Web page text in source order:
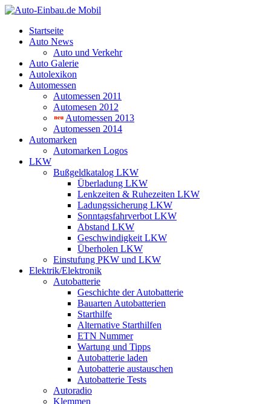
Startseite
Auto News
Auto und Verkehr
Auto Galerie
Autolexikon
Automessen
Automessen 2011
Automesen 2012
Automessen 2013
Automessen 2014
Automarken
Automarken Logos
LKW
Bußgeldkatalog LKW
Überladung LKW
Lenkzeiten & Ruhezeiten LKW
Ladungssicherung LKW
Sonntagsfahrverbot LKW
Abstand LKW
Geschwindigkeit LKW
Überholen LKW
Einstufung PKW und LKW
Elektrik/Elektronik
Autobatterie
Geschichte der Autobatterie
Bauarten Autobatterien
Starthilfe
Alternative Starthilfen
ETN Nummer
Wartung und Tipps
Autobatterie laden
Autobatterie austauschen
Autobatterie Tests
Autoradio
Klemmen